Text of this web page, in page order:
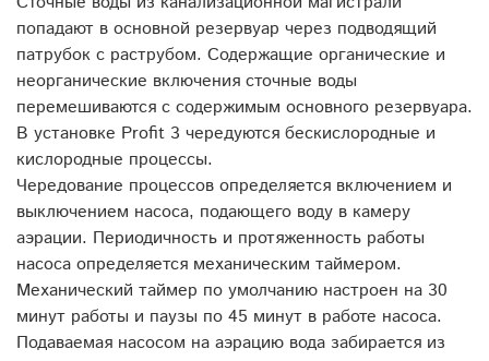
попадают в основной резервуар через подводящий
патрубок с раструбом. Содержащие органические и
неорганические включения сточные воды
перемешиваются с содержимым основного резервуара.
В установке Profit 3 чередуются бескислородные и
кислородные процессы.
Чередование процессов определяется включением и
выключением насоса, подающего воду в камеру
аэрации. Периодичность и протяженность работы
насоса определяется механическим таймером.
Механический таймер по умолчанию настроен на 30
минут работы и паузы по 45 минут в работе насоса.
Подаваемая насосом на аэрацию вода забирается из